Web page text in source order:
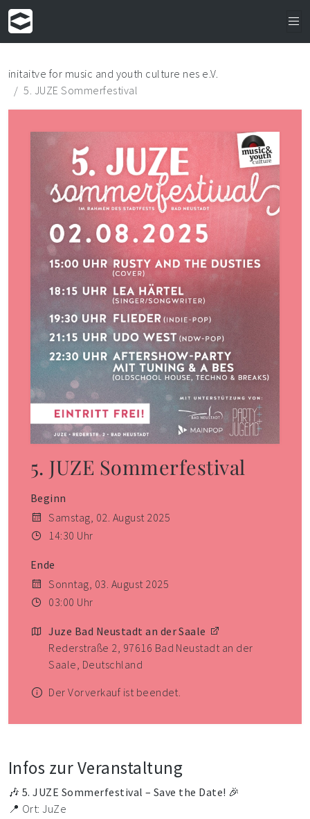
initaitve for music and youth culture nes e.V.
5. JUZE Sommerfestival
5. JUZE Sommerfestival
Beginn
Samstag, 02. August 2025
14:30 Uhr
Ende
Sonntag, 03. August 2025
03:00 Uhr
Juze Bad Neustadt an der Saale
Rederstraße 2, 97616 Bad Neustadt an der
Saale, Deutschland
Der Vorverkauf ist beendet.
Infos zur Veranstaltung
🎶 5. JUZE Sommerfestival – Save the Date! 🎉
📍 Ort: JuZe